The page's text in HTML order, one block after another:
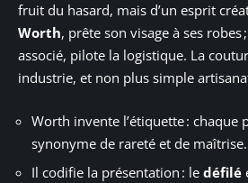
fruit du hasard, mais d’un esprit
Worth, prête son visage à ses
associé, pilote la logistique. La
industrie, et non plus simple
Worth invente l’étiquette : chaque
synonyme de rareté et de maîtrise.
Il codifie la présentation : le défilé